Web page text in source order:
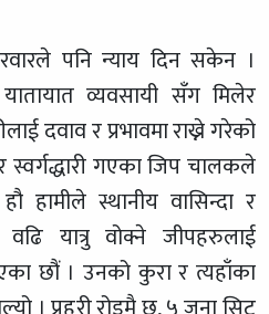
पनि न्याय दिन सकेन ।
व्यवसायी सँग मिलेर
दवाव र प्रभावमा राख्ने गरेको
स्वर्गद्धारी गएका जिप चालकले
हामीले स्थानीय वासिन्दा र
यात्रु वोक्ने जीपहरुलाई
छौं । उनको कुरा र त्यहाँका